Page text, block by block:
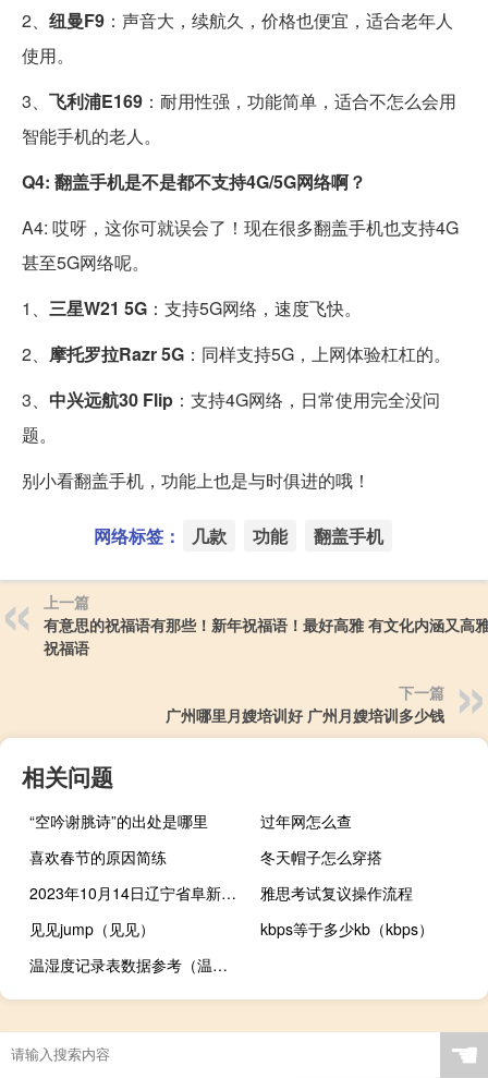
2、 纽曼F9 ：声音大，续航久，价格也便宜，适合老年人
使用。
3、 飞利浦E169 ：耐用性强，功能简单，适合不怎么会用
智能手机的老人。
Q4: 翻盖手机是不是都不支持4G/5G网络啊？
A4: 哎呀，这你可就误会了！现在很多翻盖手机也支持4G
甚至5G网络呢。
1、 三星W21 5G ：支持5G网络，速度飞快。
2、 摩托罗拉Razr 5G ：同样支持5G，上网体验杠杠的。
3、 中兴远航30 Flip ：支持4G网络，日常使用完全没问
题。
别小看翻盖手机，功能上也是与时俱进的哦！
网络标签： 几款 功能 翻盖手机
上一篇
有意思的祝福语有那些！新年祝福语！最好高雅 有文化内涵又高
祝福语
下一篇
广州哪里月嫂培训好 广州月嫂培训多少钱
相关问题
“空吟谢脁诗”的出处是哪里
过年网怎么查
喜欢春节的原因简练
冬天帽子怎么穿搭
2023年10月14日辽宁省阜新市疫情大数据-今日/今天疫情全网搜索最新实时消息动态情况通知播报
雅思考试复议操作流程
见见jump（见见）
kbps等于多少kb（kbps）
温湿度记录表数据参考（温湿度记录表）
☚